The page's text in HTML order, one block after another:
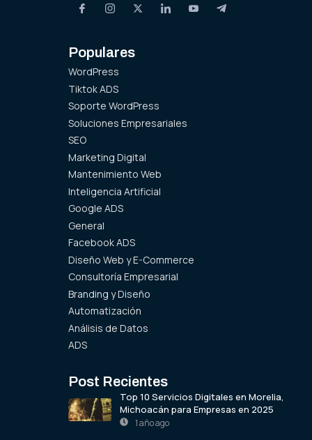
Populares
WordPress
Tiktok ADS
Soporte WordPress
Soluciones Empresariales
SEO
Marketing Digital
Mantenimiento Web
Inteligencia Artificial
Google ADS
General
Facebook ADS
Diseño Web y E-Commerce
Consultoría Empresarial
Branding y Diseño
Automatización
Análisis de Datos
ADS
Post Recientes
Top 10 Servicios Digitales en Morelia,
Michoacán para Empresas en 2025
1 año ago